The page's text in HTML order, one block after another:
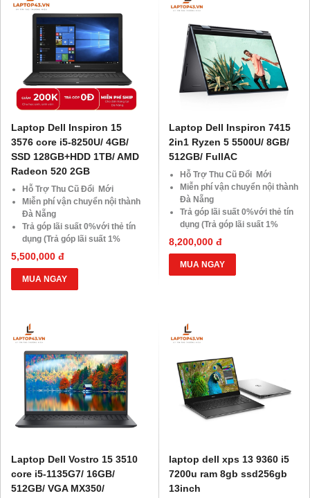
Giá 500.000đ
Giá 500.000đ
Laptop Dell Inspiron 15
3576 core i5-8250U/ 4GB/
SSD 128GB+HDD 1TB/ AMD
Radeon 520 2GB
Hỗ Trợ Thu Cũ Đổi Mới
Miễn phí vận chuyển nội thành
Đà Nẵng
Trả góp lãi suất 0%với thẻ tín
dụng (Trả góp lãi suất 1%
HDsaison - chỉ cần CMND
BLX hoặc hộ khẩu gốc )
Giảm 20%khi nâng cấp Ram-
SSD
10.000 Voucher Giảm
Giá 500.000đ
5,500,000 đ
MUA NGAY
Laptop Dell Inspiron 7415
2in1 Ryzen 5 5500U/ 8GB/
512GB/ FullAC
Hỗ Trợ Thu Cũ Đổi Mới
Miễn phí vận chuyển nội thành
Đà Nẵng
Trả góp lãi suất 0%với thẻ tín
dụng (Trả góp lãi suất 1%
HDsaison - chỉ cần CMND
BLX hoặc hộ khẩu gốc )
Giảm 20%khi nâng cấp Ram-
SSD
Giá 500.000đ
8,200,000 đ
MUA NGAY
Laptop Dell Vostro 15 3510
core i5-1135G7/ 16GB/
512GB/ VGA MX350/
laptop dell xps 13 9360 i5
7200u ram 8gb ssd256gb
13inch